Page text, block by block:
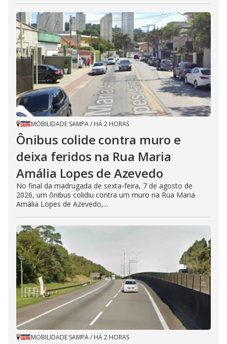
MOBILIDADE SAMPA/ HÁ 2 HORAS
Ônibus colide contra muro e
deixa feridos na Rua Maria
Amália Lopes de Azevedo
No final da madrugada de sexta-feira, 7 de agosto de
2026, um ônibus colidiu contra um muro na Rua Maria
Amália Lopes de Azevedo,...
MOBILIDADE SAMPA/ HÁ 2 HORAS